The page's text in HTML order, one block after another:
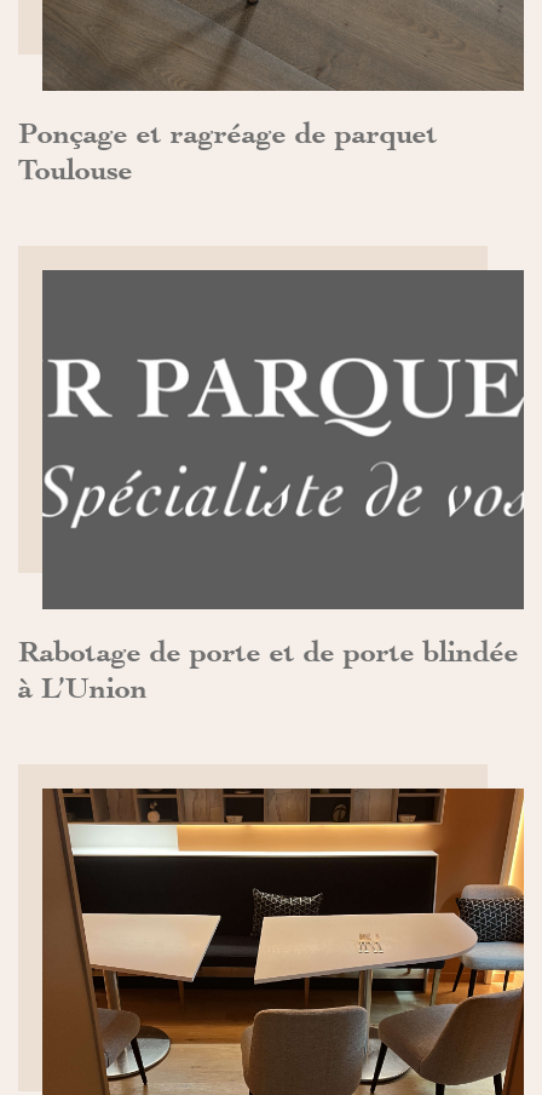
Ponçage et ragréage de parquet
Toulouse
Rabotage de porte et de porte blindée
à L’Union
DÉCOUVRIR>>
DÉCOUVRIR>>